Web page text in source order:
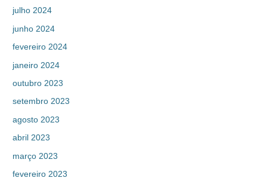
julho 2024
junho 2024
fevereiro 2024
janeiro 2024
outubro 2023
setembro 2023
agosto 2023
abril 2023
março 2023
fevereiro 2023